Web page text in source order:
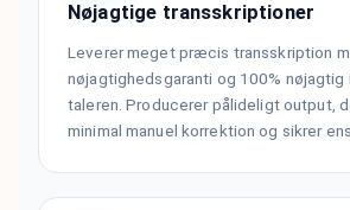
Nøjagtige transskriptioner
Leverer meget præcis transskription
nøjagtighedsgaranti og 100%
taleren. Producerer pålideligt output,
minimal manuel korrektion og sikrer